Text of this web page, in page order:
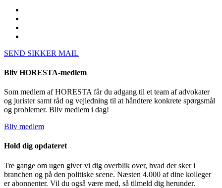
SEND SIKKER MAIL
Bliv HORESTA-medlem
Som medlem af HORESTA får du adgang til et team af advokater
og jurister samt råd og vejledning til at håndtere konkrete spørgsmål
og problemer. Bliv medlem i dag!
Bliv medlem
Hold dig opdateret
Tre gange om ugen giver vi dig overblik over, hvad der sker i
branchen og på den politiske scene. Næsten 4.000 af dine kolleger
er abonnenter. Vil du også være med, så tilmeld dig herunder.